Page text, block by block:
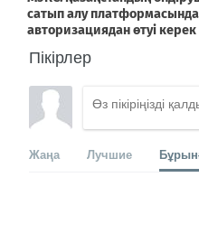
Пікірлер
Жаңа Лучшие